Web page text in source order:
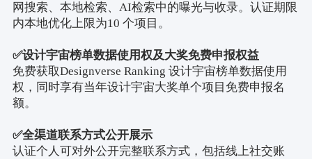
网搜索、本地检索、 AI检索中的曝光与收录。认证期限
内本地优化上限为10 个项目。
✅设计宇宙榜单数据使用权及大奖免费申报权益
免费获取Designverse Ranking 设计宇宙榜单数据使用
权，同时享有当年设计宇宙大奖单个项目免费申报名
额。
✅全渠道联系方式公开展示
认证个人可对外公开完整联系方式，包括线上社交账